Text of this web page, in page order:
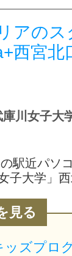
アのス
西宮北
駅近パソ
子大学」
見る